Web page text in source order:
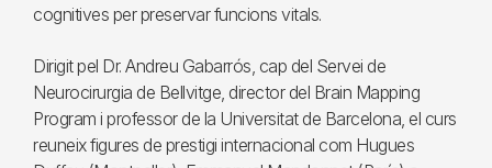
cognitives per preservar funcions vitals.
Dirigit pel Dr. Andreu Gabarrós, cap del Servei de
Neurocirurgia de Bellvitge, director del Brain Mapping
Program i professor de la Universitat de Barcelona, el curs
reuneix figures de prestigi internacional com Hugues